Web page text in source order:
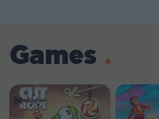
Games